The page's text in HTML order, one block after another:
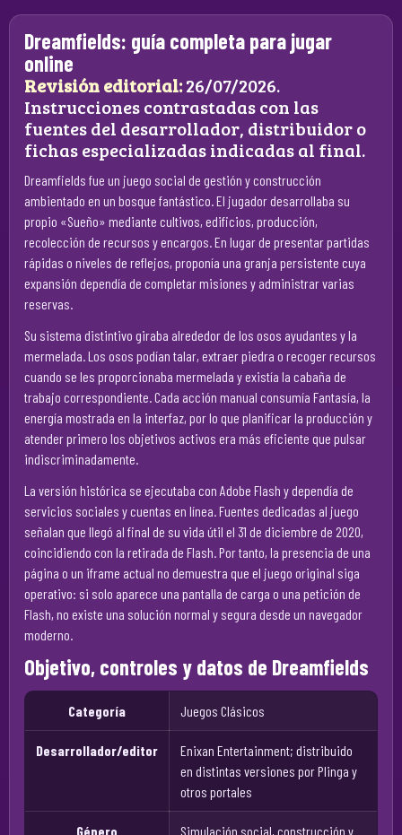
Dreamfields: guía completa para jugar
online
Revisión editorial:26/07/2026.
Instrucciones contrastadas con las
fuentes del desarrollador, distribuidor o
fichas especializadas indicadas al final.
Dreamfields fue un juego social de gestión y construcción
ambientado en un bosque fantástico. El jugador desarrollaba su
propio «Sueño» mediante cultivos, edificios, producción,
recolección de recursos y encargos. En lugar de presentar partidas
rápidas o niveles de reflejos, proponía una granja persistente cuya
expansión dependía de completar misiones y administrar varias
reservas.
Su sistema distintivo giraba alrededor de los osos ayudantes y la
mermelada. Los osos podían talar, extraer piedra o recoger recursos
cuando se les proporcionaba mermelada y existía la cabaña de
trabajo correspondiente. Cada acción manual consumía Fantasía, la
energía mostrada en la interfaz, por lo que planificar la producción y
atender primero los objetivos activos era más eficiente que pulsar
indiscriminadamente.
La versión histórica se ejecutaba con Adobe Flash y dependía de
servicios sociales y cuentas en línea. Fuentes dedicadas al juego
señalan que llegó al final de su vida útil el 31 de diciembre de 2020,
coincidiendo con la retirada de Flash. Por tanto, la presencia de una
página o un iframe actual no demuestra que el juego original siga
operativo: si solo aparece una pantalla de carga o una petición de
Flash, no existe una solución normal y segura desde un navegador
moderno.
Objetivo, controles y datos de Dreamfields
Categoría Juegos Clásicos
Desarrollador/editor
Enixan Entertainment; distribuido
en distintas versiones por Plinga y
otros portales
Género Simulación social, construcción y